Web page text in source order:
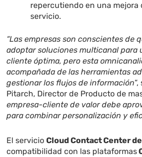
repercutiendo en una mejora
servicio.
“Las empresas son conscientes de
adoptar soluciones multicanal para
cliente óptima, pero esta
acompañada de las herramientas
gestionar los flujos de información
Pitarch, Director de Producto de
empresa-cliente de valor debe
para combinar personalización y
El servicioCloud Contact Center de
compatibilidad con las plataformas